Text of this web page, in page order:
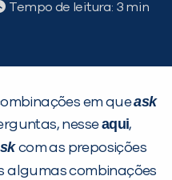
Tempo de leitura:
em queask
nesseaqui,
com as preposições
algumas combinações